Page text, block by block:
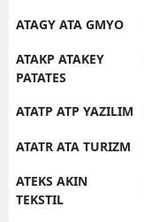
ATAGY ATA GMYO
ATAKP ATAKEY
PATATES
ATATP ATP YAZILIM
ATATR ATA TURIZM
ATEKS AKIN
TEKSTIL